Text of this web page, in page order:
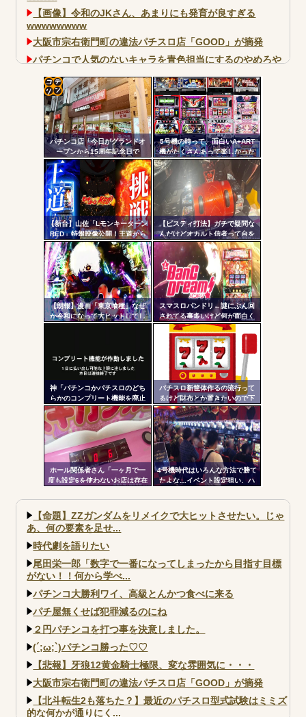
【画像】令和のJKさん、あまりにも発育が良すぎる
wwwwwwww
大阪市宗右衛門町の違法パチスロ店「GOOD」が摘発
パチンコで人気のないキャラを青色担当にするのやめろや
ワイ、パチンコ屋店員の目の前で会員カードを握り潰し
「今までありがとう」と...
無職のパチンコカス(22)なんやが、ワイの人生どれくらい
ヤバいか教えて？...
AngelBeats!とかいうクソアニメの思い出ｗｗｗ
Powered by livedoor 相互RSS
パチンコ店「今日がグランドオ
ープンから15周年記念日で
す！」←ワイ「五万負けてま
す」
5号機の時って、面白いA+ART
機がたくさんあって楽しかった
よなｗｗｗ
【新台】山佐「Lモンキーターン
RED」特報映像公開！王道から
挑戦へ
【ビスティ打法】ガチで疑問な
んだけどオカルト信者って台を
休ませなかったら爆連したって
いう思考にはならないの？
【朗報】漫画「東京喰種」なぜ
か令和になって大ヒットしてし
スマスロバンドリ←謎にぶん回
されてる事多いけど何が面白く
て打ってるの？？？
神「パチンコかパチスロのどち
らかのコンプリート機能を廃止
して出し放題にします！」←ど
っち選ぶ？？？
パチスロ新筐体作るの流行って
るけど財布とか置きたいので下
皿とか今まで通りがいいわ
ホール関係者さん「一ヶ月で一
度も設定6を使わないお店は存在
事がない店長も存在しないと思
う」←これガチ?！
4号機時代はいろんな方法で勝て
たよな…イベント設定狙い、ハ
い…
コテ
リン
- 固
定リ
ンク
自動
更新
ツー
ル
【命題】ZZガンダムをリメイクで大ヒットさせたい。じゃ
あ、何の要素を足せ...
時代劇を語りたい
尾田栄一郎「数字で一番になってしまったから目指す目標
がない！！何から学べ...
パチンコ大勝利ワイ、高級とんかつ食べに来る
パチ屋無くせば犯罪減るのにね
２円パチンコを打つ事を決意しました。
(´;ω;`)パチンコ勝った♡♡
【悲報】牙狼12黄金騎士極限、変な雰囲気に・・・
大阪市宗右衛門町の違法パチスロ店「GOOD」が摘発
【北斗転生2も落ちた？】最近のパチスロ型式試験はミミズ
的な何かが通りにく...